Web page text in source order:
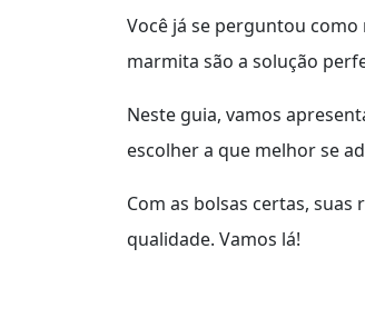
Você já se perguntou
marmita são a solução
Neste guia, vamos
escolher a que melhor se
Com as bolsas certas,
qualidade. Vamos lá!